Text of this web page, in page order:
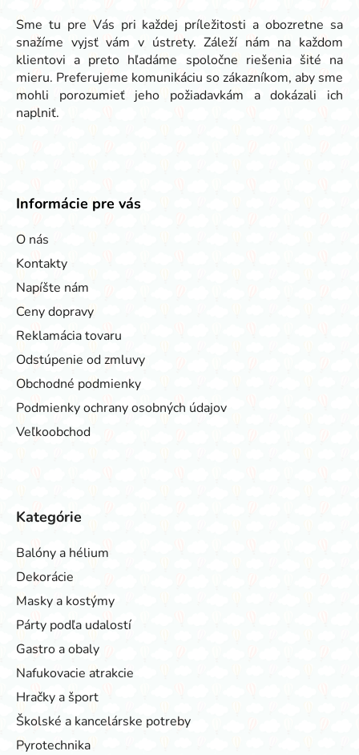
Sme tu pre Vás pri každej príležitosti a obozretne sa
snažíme vyjsť vám v ústrety. Záleží nám na každom
klientovi a preto hľadáme spoločne riešenia šité na
mieru. Preferujeme komunikáciu so zákazníkom, aby sme
mohli porozumieť jeho požiadavkám a dokázali ich
naplniť.
Informácie pre vás
O nás
Kontakty
Napíšte nám
Ceny dopravy
Reklamácia tovaru
Odstúpenie od zmluvy
Obchodné podmienky
Podmienky ochrany osobných údajov
Veľkoobchod
Kategórie
Balóny a hélium
Dekorácie
Masky a kostýmy
Párty podľa udalostí
Gastro a obaly
Nafukovacie atrakcie
Hračky a šport
Školské a kancelárske potreby
Pyrotechnika